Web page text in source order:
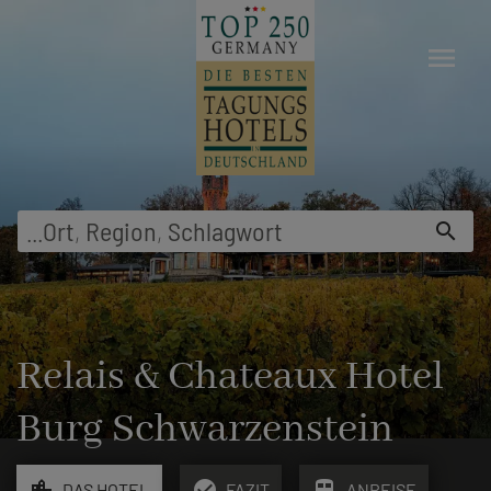
Ort, Region, Schlagwort search
menu
Relais & Chateaux Hotel
Burg Schwarzenstein